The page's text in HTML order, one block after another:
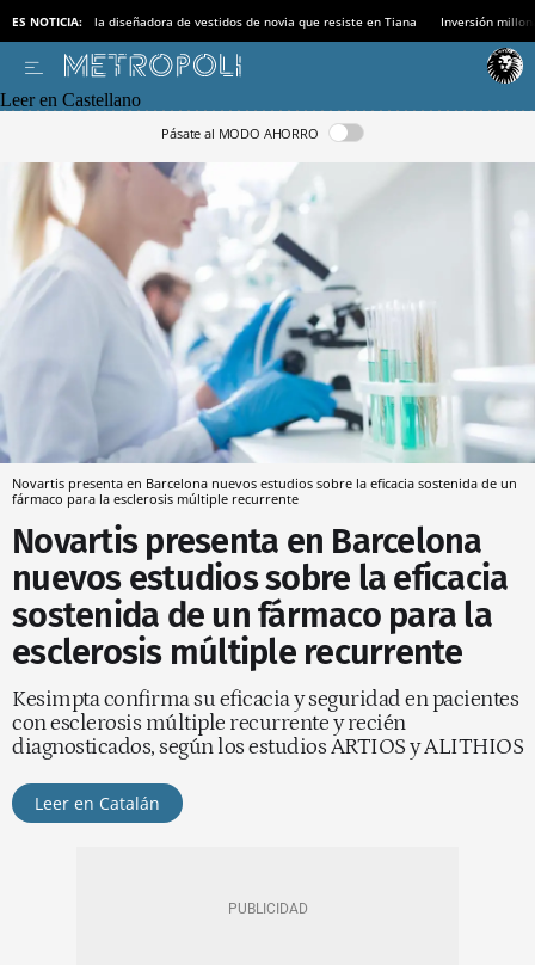
ES NOTICIA: la diseñadora de vestidos de novia que resiste en Tiana Inversión
Leer en Castellano
Pásate al MODO AHORRO
Novartis presenta en Barcelona nuevos estudios sobre la eficacia sostenida de un
fármaco para la esclerosis múltiple recurrente
Novartis presenta en Barcelona
nuevos estudios sobre la eficacia
sostenida de un fármaco para la
esclerosis múltiple recurrente
Kesimpta confirma su eficacia y seguridad en pacientes
con esclerosis múltiple recurrente y recién
diagnosticados, según los estudios ARTIOS y ALITHIOS
Leer en Catalán